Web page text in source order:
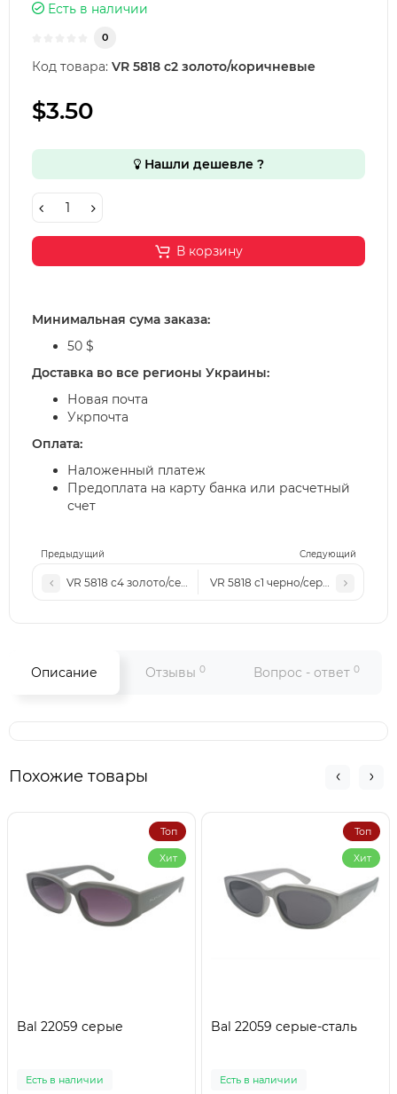
Предыдущий Следующий
VR 5818 с4 золото/серые VR 5818 с1 черно/серые
Есть в наличии
0
Код товара: VR 5818 с2 золото/коричневые
$3.50
Нашли дешевле ?
В корзину
Минимальная сума заказа:
50 $
Доставка во все регионы Украины:
Новая почта
Укрпочта
Оплата:
Наложенный платеж
Предоплата на карту банка или расчетный
счет
Описание Отзывы 0 Вопрос - ответ 0
Похожие товары
Топ
Хит
Bal 22059 серые
Есть в наличии
Топ
Хит
Bal 22059 серые-сталь
Есть в наличии